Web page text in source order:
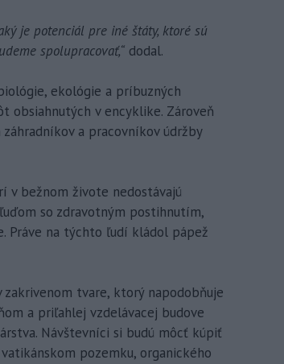
je potenciál pre iné štáty, ktoré sú
spolupracovať,“ dodal.
ekológie a príbuzných
obsiahnutých v encyklike. Zároveň
a pracovníkov údržby
v bežnom živote nedostávajú
so zdravotným postihnutím,
Práve na týchto ľudí kládol pápež
tvare, ktorý napodobňuje
a priľahlej vzdelávacej budove
Návštevníci si budú môcť kúpiť
pozemku, organického